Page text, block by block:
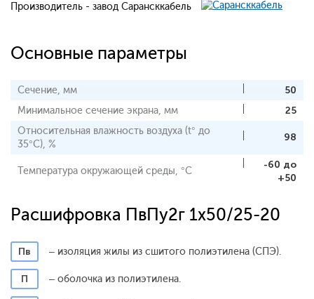
Производитель - завод Сарансккабель
Основные параметры
Сечение, мм
50
Минимальное сечение экрана, мм
25
Относительная влажность воздуха (t° до
35°С), %
98
Температура окружающей среды, °С
-60 до
+50
Расшифровка ПвПу2г 1x50/25-20
Пв – изоляция жилы из сшитого полиэтилена (СПЭ).
П – оболочка из полиэтилена.